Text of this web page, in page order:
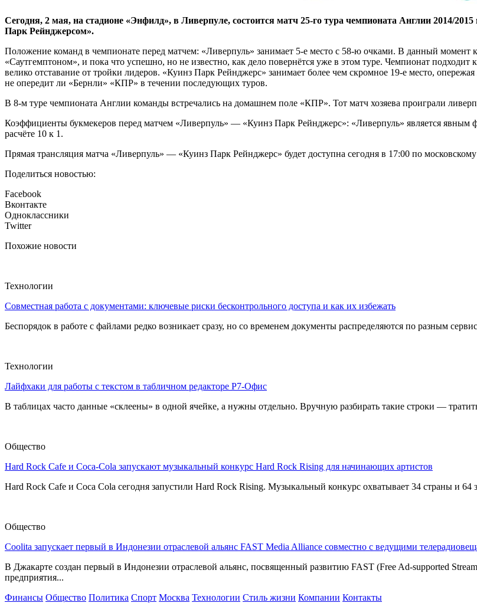
Сегодня, 2 мая, на стадионе «Энфилд», в Ливерпуле, состоится матч 25-го тура чемпионата Англии 2014/
Парк Рейнджерсом».
Положение команд в чемпионате перед матчем: «Ливерпуль» занимает 5-е место с 58-ю очками. В данный момент
«Саутгемптоном», и пока что успешно, но не известно, как дело повернётся уже в этом туре. Чемпионат
велико отставание от тройки лидеров. «Куинз Парк Рейнджерс» занимает более чем скромное 19-е место,
не опередит ли «Бернли» «КПР» в течении последующих туров.
В 8-м туре чемпионата Англии команды встречались на домашнем поле «КПР». Тот матч хозяева проиграли
Коэффициенты букмекеров перед матчем «Ливерпуль» — «Куинз Парк Рейнджерс»: «Ливерпуль» является явным
расчёте 10 к 1.
Прямая трансляция матча «Ливерпуль» — «Куинз Парк Рейнджерс» будет доступна сегодня в 17:00 по
Поделиться новостью:
Facebook
Вконтакте
Одноклассники
Twitter
Похожие новости
Технологии
Совместная работа с документами: ключевые риски бесконтрольного доступа и как их избежать
Беспорядок в работе с файлами редко возникает сразу, но со временем документы распределяются по разным
Технологии
Лайфхаки для работы с текстом в табличном редакторе Р7-Офис
В таблицах часто данные «склеены» в одной ячейке, а нужны отдельно. Вручную разбирать такие строки —
Общество
Hard Rock Cafe и Coca-Cola запускают музыкальный конкурс Hard Rock Rising для начинающих артистов
Hard Rock Cafe и Coca Cola сегодня запустили Hard Rock Rising. Музыкальный конкурс охватывает 34 страны и 64
Общество
Coolita запускает первый в Индонезии отраслевой альянс FAST Media Alliance совместно с ведущими
В Джакарте создан первый в Индонезии отраслевой альянс, посвященный развитию FAST (Free Ad-supported
предприятия...
Финансы Общество Политика Спорт Москва Технологии Стиль жизни Компании Контакты